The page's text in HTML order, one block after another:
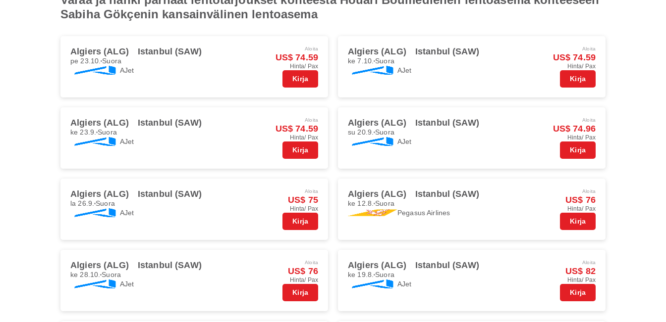
Sabiha Gökçenin kansainvälinen lentoasema
Algiers (ALG) Istanbul (SAW)
pe 23.10. Suora
AJet
Aloita
US$ 74.59
Hinta/ Pax
Kirja
Algiers (ALG) Istanbul (SAW)
ke 7.10. Suora
AJet
Aloita
US$ 74.59
Hinta/ Pax
Kirja
Algiers (ALG) Istanbul (SAW)
ke 23.9. Suora
AJet
Aloita
US$ 74.59
Hinta/ Pax
Kirja
Algiers (ALG) Istanbul (SAW)
su 20.9. Suora
AJet
Aloita
US$ 74.96
Hinta/ Pax
Kirja
Algiers (ALG) Istanbul (SAW)
la 26.9. Suora
AJet
Aloita
US$ 75
Hinta/ Pax
Kirja
Algiers (ALG) Istanbul (SAW)
ke 12.8. Suora
Pegasus Airlines
Aloita
US$ 76
Hinta/ Pax
Kirja
Algiers (ALG) Istanbul (SAW)
ke 28.10. Suora
AJet
Aloita
US$ 76
Hinta/ Pax
Kirja
Algiers (ALG) Istanbul (SAW)
ke 19.8. Suora
AJet
Aloita
US$ 82
Hinta/ Pax
Kirja